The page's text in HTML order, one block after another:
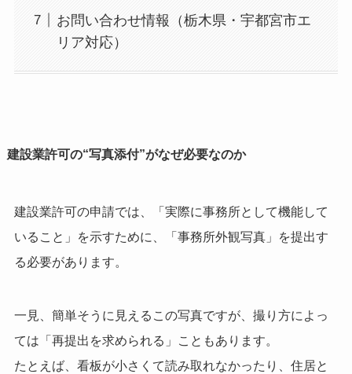
お問い合わせ情報（栃木県・宇都宮市エ
リア対応）
建設業許可の“写真添付”がなぜ必要なのか
建設業許可の申請では、「実際に事務所として機能して
いること」を示すために、
「事務所外観写真」を提出す
る必要があります。
一見、簡単そうに見えるこの写真ですが、撮り方によっ
ては「再提出を求められる」こともあります。
たとえば、看板が小さくて読み取れなかったり、住居と